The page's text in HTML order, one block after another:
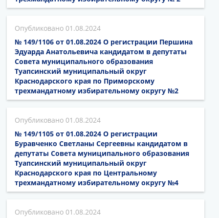
01.08.2024
№ 149/1106 от 01.08.2024 О регистрации Першина
Эдуарда Анатольевича кандидатом в депутаты
Совета муниципального образования
Туапсинский муниципальный округ
Краснодарского края по Приморскому
трехмандатному избирательному округу №2
01.08.2024
№ 149/1105 от 01.08.2024 О регистрации
Буравченко Светланы Сергеевны кандидатом в
депутаты Совета муниципального образования
Туапсинский муниципальный округ
Краснодарского края по Центральному
трехмандатному избирательному округу №4
01.08.2024